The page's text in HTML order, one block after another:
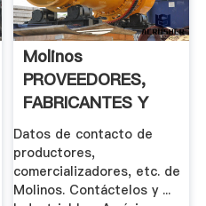
Molinos
PROVEEDORES,
FABRICANTES Y
DISTRIBUIDORES.
Datos de contacto de
productores,
comercializadores, etc. de
Molinos. Contáctelos y ...